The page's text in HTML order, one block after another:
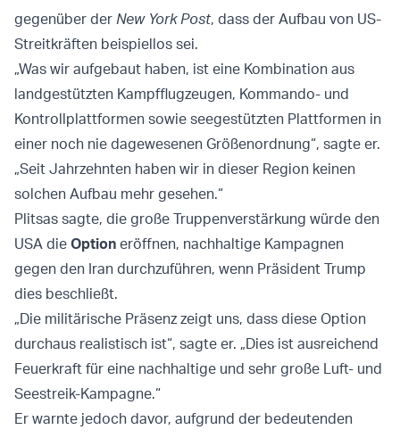
gegenüber der New York Post, dass der Aufbau von US-
Streitkräften beispiellos sei.
„Was wir aufgebaut haben, ist eine Kombination aus
landgestützten Kampfflugzeugen, Kommando- und
Kontrollplattformen sowie seegestützten Plattformen in
einer noch nie dagewesenen Größenordnung“, sagte er.
„Seit Jahrzehnten haben wir in dieser Region keinen
solchen Aufbau mehr gesehen.“
Plitsas sagte, die große Truppenverstärkung würde den
USA die Option eröffnen, nachhaltige Kampagnen
gegen den Iran durchzuführen, wenn Präsident Trump
dies beschließt.
„Die militärische Präsenz zeigt uns, dass diese Option
durchaus realistisch ist“, sagte er. „Dies ist ausreichend
Feuerkraft für eine nachhaltige und sehr große Luft- und
Seestreik-Kampagne.“
Er warnte jedoch davor, aufgrund der bedeutenden